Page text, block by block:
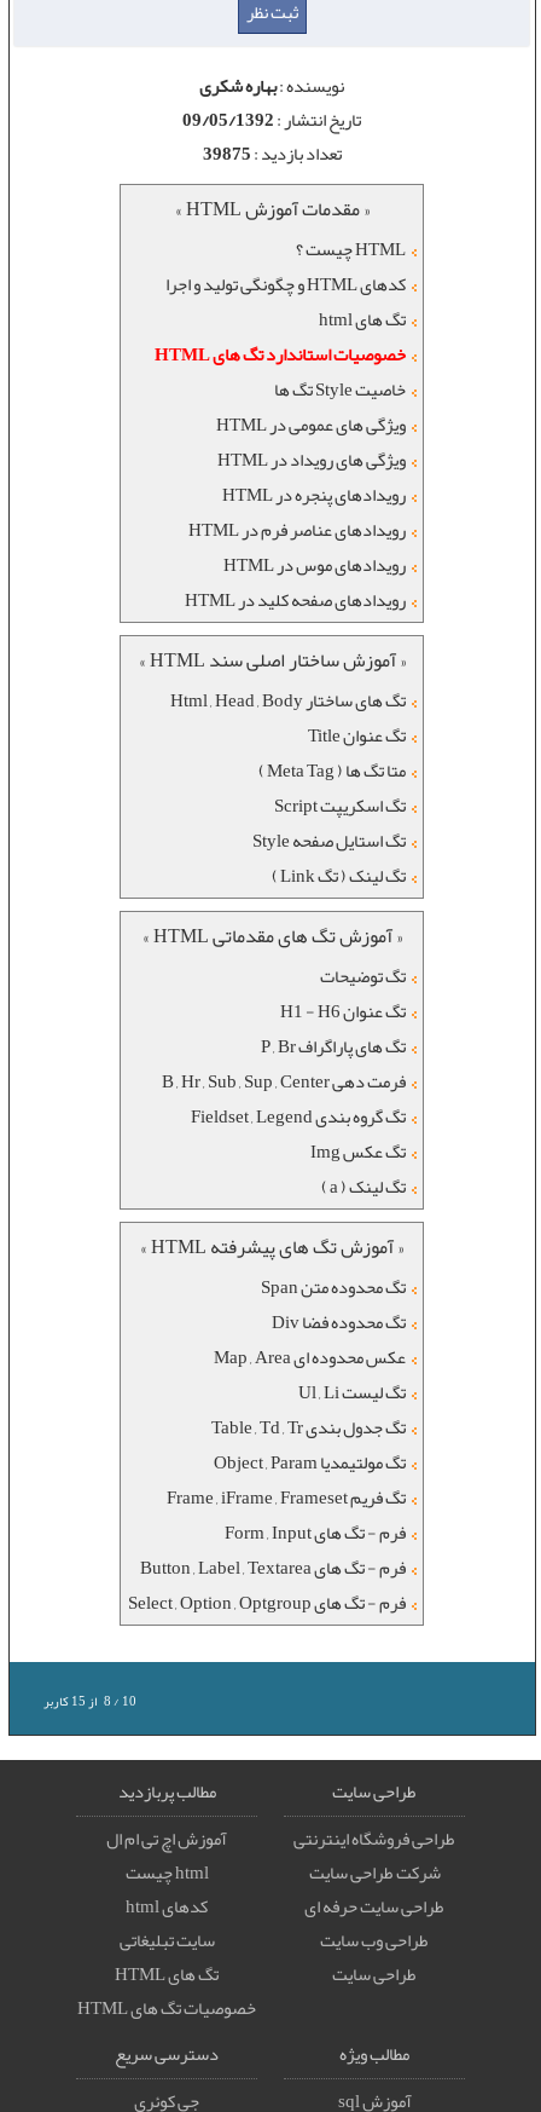
نویسنده :بهاره شکری
تاریخ انتشار :09/05/1392
تعداد بازدید :39875
« مقدمات آموزش HTML »
HTML چیست ؟
کدهای HTML و چگونگی تولید و اجرا
تگ های html
خصوصيات استاندارد تگ های HTML
خاصیت Style تگ ها
ویژگی های عمومی در HTML
ویژگی های رویداد در HTML
رويدادهای پنجره در HTML
رويدادهای عناصر فرم در HTML
رويدادهای موس در HTML
رويدادهای صفحه کليد در HTML
« آموزش ساختار اصلی سند HTML »
تگ های ساختار Html , Head , Body
تگ عنوان Title
متا تگ ها ( Meta Tag )
تگ اسکریپت Script
تگ استایل صفحه Style
تگ لینک ( تگ Link )
« آموزش تگ های مقدماتی HTML »
تگ توضیحات
تگ عنوان H1 - H6
تگ های پاراگراف P , Br
فرمت دهی B , Hr , Sub , Sup , Center
تگ گروه بندی Fieldset , Legend
تگ عکس Img
تگ لینک ( a )
« آموزش تگ های پیشرفته HTML »
تگ محدوده متن Span
تگ محدوده فضا Div
عکس محدوده ای Map , Area
تگ لیست Ul , Li
تگ جدول بندی Table , Td , Tr
تگ مولتیمدیا Object , Param
تگ فریم Frame , iFrame , Frameset
فرم - تگ های Form , Input
فرم - تگ های Button , Label , Textarea
فرم - تگ های Select , Option , Optgroup
8/10 از15کاربر
طراحی سایت
طراحی فروشگاه اینترنتی
شرکت طراحی سایت
طراحی سایت حرفه ای
طراحی وب سایت
طراحی سایت
مطالب پربازدید
آموزش اچ تی ام ال
html چیست
کدهای html
سایت تبلیغاتی
تگ های HTML
خصوصيات تگ های HTML
مطالب ویژه
آموزش sql
دسترسی سریع
جی کوئری